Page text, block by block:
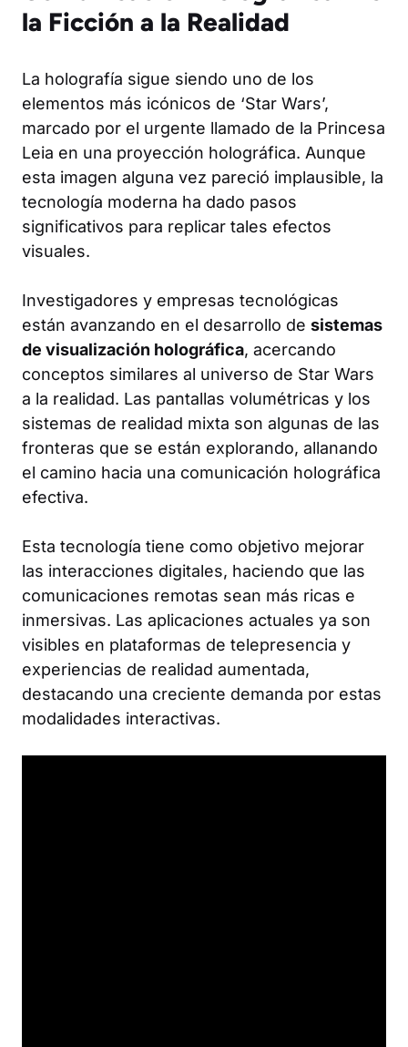
la Ficción a la Realidad
La holografía sigue siendo uno de los
elementos más icónicos de ‘Star Wars’,
marcado por el urgente llamado de la Princesa
Leia en una proyección holográfica. Aunque
esta imagen alguna vez pareció implausible, la
tecnología moderna ha dado pasos
significativos para replicar tales efectos
visuales.
Investigadores y empresas tecnológicas
están avanzando en el desarrollo de sistemas
de visualización holográfica, acercando
conceptos similares al universo de Star Wars
a la realidad. Las pantallas volumétricas y los
sistemas de realidad mixta son algunas de las
fronteras que se están explorando, allanando
el camino hacia una comunicación holográfica
efectiva.
Esta tecnología tiene como objetivo mejorar
las interacciones digitales, haciendo que las
comunicaciones remotas sean más ricas e
inmersivas. Las aplicaciones actuales ya son
visibles en plataformas de telepresencia y
experiencias de realidad aumentada,
destacando una creciente demanda por estas
modalidades interactivas.